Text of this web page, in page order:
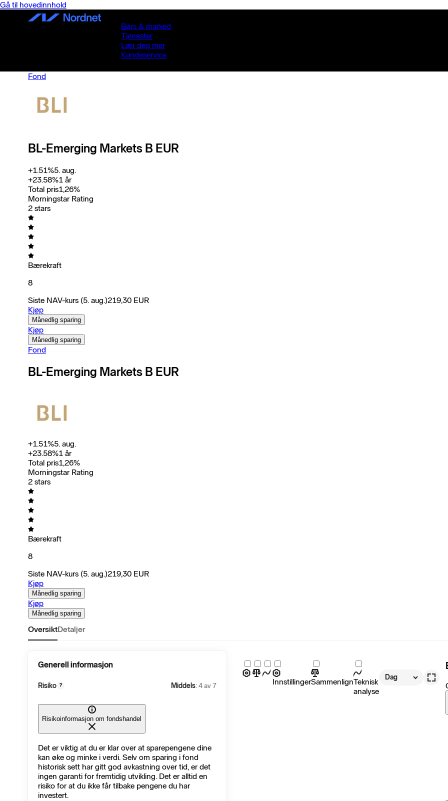
Gå til hovedinnhold
Børs & marked
Tjenester
Lær deg mer
Kundeservice
Fond
BL-Emerging Markets B EUR
+1.51%5. aug.
+23.58%1 år
Total pris1,26%
Morningstar Rating
2 stars
Bærekraft
8
Siste NAV-kurs (5. aug.)219,30 EUR
Kjøp
Månedlig sparing
Kjøp
Månedlig sparing
Fond
BL-Emerging Markets B EUR
+1.51%5. aug.
+23.58%1 år
Total pris1,26%
Morningstar Rating
2 stars
Bærekraft
8
Siste NAV-kurs (5. aug.)219,30 EUR
Kjøp
Månedlig sparing
Kjøp
Månedlig sparing
OversiktDetaljer
InnstillingerSammenlignTeknisk
analyse
Dag
Generell informasjon
Risiko ? Middels: 4 av 7
Risikoinformasjon om fondshandel
Det er viktig at du er klar over at sparepengene dine
kan øke og minke i verdi. Selv om sparing i fond
historisk sett har gitt god avkastning over tid, er det
ingen garanti for fremtidig utvikling. Det er alltid en
risiko for at du ikke får tilbake pengene du har
investert.